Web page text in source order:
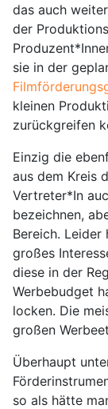
das auch
der
sie in der
kleinen
zurückgreifen
Einzig die
aus dem Kreis
Vertreter*In
bezeichnen,
Bereich.
großes
diese in der
Werbebudget
locken. Die
großen
Überhaupt
so als hätte